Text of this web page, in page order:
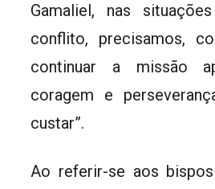
Gamaliel, nas
conflito, precisamos,
continuar a missão
coragem e
custar”.
Ao referir-se aos